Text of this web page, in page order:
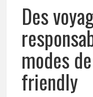
Des
modes
friendly